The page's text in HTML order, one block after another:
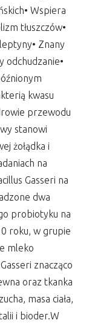
Wspiera
tłuszczów•
Znany
odchudzanie•
kwasu
przewodu
stanowi
żołądka i
na
Gasseri na
dwa
probiotyku na
roku, w grupie
mleko
znacząco
oraz tkanka
masa ciała,
i bioder.W